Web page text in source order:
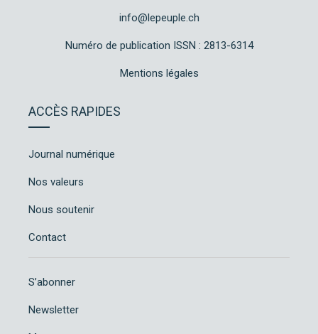
info@lepeuple.ch
Numéro de publication ISSN : 2813-6314
Mentions légales
ACCÈS RAPIDES
Journal numérique
Nos valeurs
Nous soutenir
Contact
S’abonner
Newsletter